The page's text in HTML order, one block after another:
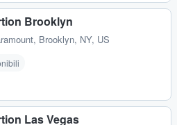
Brooklyn
, Brooklyn, NY, US
Las Vegas